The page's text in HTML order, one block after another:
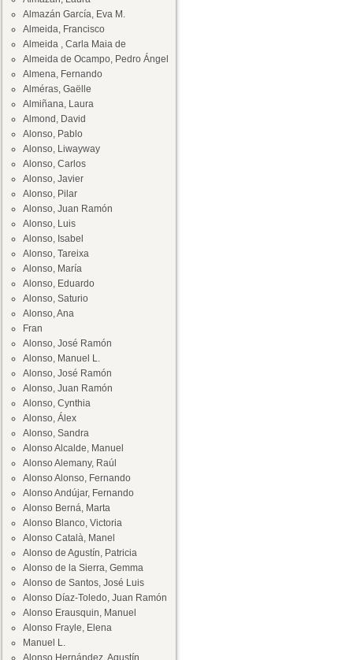
Almazán García, Eva M.
Almeida, Francisco
Almeida , Carla Maia de
Almeida de Ocampo, Pedro Ángel
Almena, Fernando
Alméras, Gaëlle
Almiñana, Laura
Almond, David
Alonso, Pablo
Alonso, Liwayway
Alonso, Carlos
Alonso, Javier
Alonso, Pilar
Alonso, Juan Ramón
Alonso, Luis
Alonso, Isabel
Alonso, Tareixa
Alonso, María
Alonso, Eduardo
Alonso, Saturio
Alonso, Ana
Fran
Alonso, José Ramón
Alonso, Manuel L.
Alonso, José Ramón
Alonso, Juan Ramón
Alonso, Cynthia
Alonso, Álex
Alonso, Sandra
Alonso Alcalde, Manuel
Alonso Alemany, Raúl
Alonso Alonso, Fernando
Alonso Andújar, Fernando
Alonso Berná, Marta
Alonso Blanco, Victoria
Alonso Català, Manel
Alonso de Agustín, Patricia
Alonso de la Sierra, Gemma
Alonso de Santos, José Luis
Alonso Díaz-Toledo, Juan Ramón
Alonso Erausquin, Manuel
Alonso Frayle, Elena
Manuel L.
Alonso Hernández, Agustín